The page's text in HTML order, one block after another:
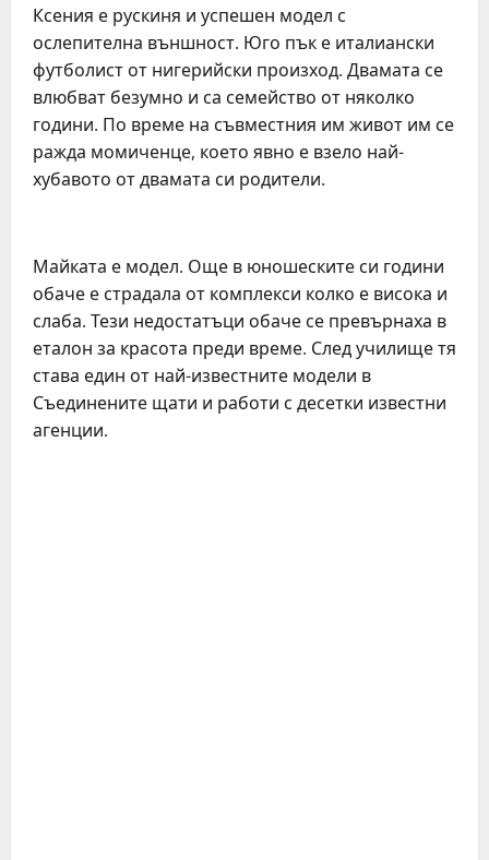
Ксения е рускиня и успешен модел с
ослепителна външност. Юго пък е италиански
футболист от нигерийски произход. Двамата се
влюбват безумно и са семейство от няколко
години. По време на съвместния им живот им се
ражда момиченце, което явно е взело най-
хубавото от двамата си родители.
Майката е модел. Още в юношеските си години
обаче е страдала от комплекси колко е висока и
слаба. Тези недостатъци обаче се превърнаха в
еталон за красота преди време. След училище тя
става един от най-известните модели в
Съединените щати и работи с десетки известни
агенции.